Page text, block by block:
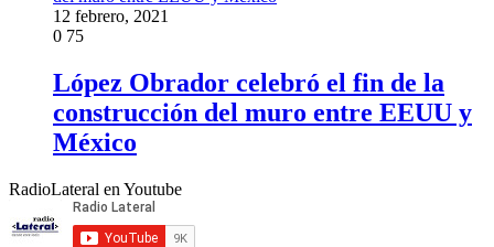
12 febrero, 2021
0 75
López Obrador celebró el fin de la
construcción del muro entre EEUU y
México
RadioLateral en Youtube